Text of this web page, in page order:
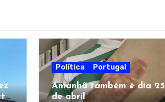
Política Portugal
Amanhã também é dia 25
de abril